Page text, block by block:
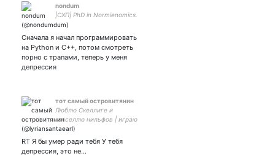
nondum
|СХП| PhD in Normienomics.
Сначала я начал программировать
на Python и C++, потом смотреть
порно с трапами, теперь у меня
депрессия
тот самый островитянин
Люблю Скеллиге и
кэнселлю нильфов | играю
в Гвинт | пишу истории про
ведьмаков | Renowned
Skald - мой пупс.
RT Я бы умер ради тебя У тебя
депрессия, это не…